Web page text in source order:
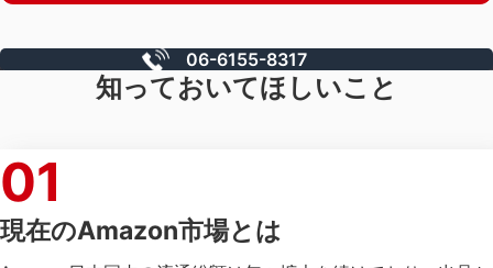
06-6155-8317
知っておいてほしいこと
01
現在のAmazon市場とは